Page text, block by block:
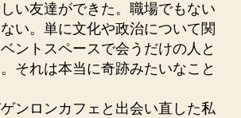
い友達ができた。職場でもない
い。単に文化や政治について関
ントスペースで会うだけの人と
それは本当に奇跡みたいなこと
ンロンカフェと出会い直した私